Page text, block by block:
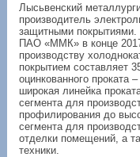
Лысьвенский
производитель
защитными покрытиями.
ПАО «ММК» в конце
производству
покрытием составляет
оцинкованного
широкая линейка
сегмента для
профилирования до
сегмента для
отделки помещений, а
техники.